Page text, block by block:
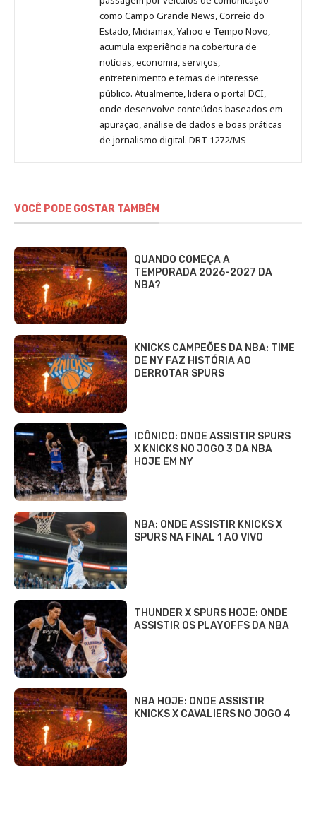
como Campo Grande News, Correio do
Estado, Midiamax, Yahoo e Tempo Novo,
acumula experiência na cobertura de
notícias, economia, serviços,
entretenimento e temas de interesse
público. Atualmente, lidera o portal DCI,
onde desenvolve conteúdos baseados em
apuração, análise de dados e boas práticas
de jornalismo digital. DRT 1272/MS
VOCÊ PODE GOSTAR TAMBÉM
QUANDO COMEÇA A
TEMPORADA 2026-2027 DA
NBA?
KNICKS CAMPEÕES DA NBA: TIME
DE NY FAZ HISTÓRIA AO
DERROTAR SPURS
ICÔNICO: ONDE ASSISTIR SPURS
X KNICKS NO JOGO 3 DA NBA
HOJE EM NY
NBA: ONDE ASSISTIR KNICKS X
SPURS NA FINAL 1 AO VIVO
THUNDER X SPURS HOJE: ONDE
ASSISTIR OS PLAYOFFS DA NBA
NBA HOJE: ONDE ASSISTIR
KNICKS X CAVALIERS NO JOGO 4